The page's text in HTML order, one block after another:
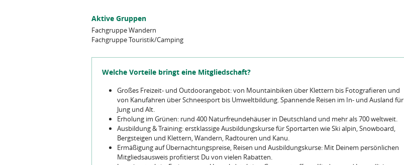
Aktive Gruppen
Fachgruppe Wandern
Fachgruppe Touristik/Camping
Welche Vorteile bringt eine Mitgliedschaft?
Großes Freizeit- und Outdoorangebot: von Mountainbiken über Klettern bis Fotografieren und
von Kanufahren über Schneesport bis Umweltbildung. Spannende Reisen im In- und Ausland für
Jung und Alt.
Erholung im Grünen: rund 400 Naturfreundehäuser in Deutschland und mehr als 700 weltweit.
Ausbildung & Training: erstklassige Ausbildungskurse für Sportarten wie Ski alpin, Snowboard,
Bergsteigen und Klettern, Wandern, Radtouren und Kanu.
Ermäßigung auf Übernachtungspreise, Reisen und Ausbildungskurse: Mit Deinem persönlichen
Mitgliedsausweis profitierst Du von vielen Rabatten.